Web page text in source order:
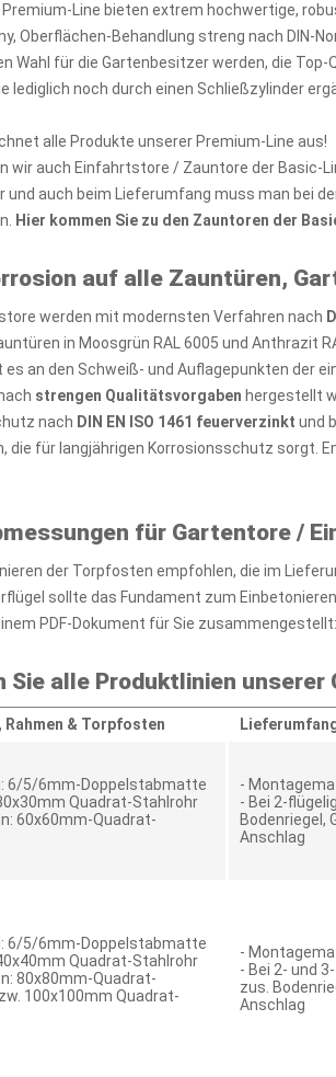
Line bieten extrem hochwertige,
Oberflächen-Behandlung streng nach
Wahl für die Gartenbesitzer werden, die
lediglich noch durch einen Schließzylinder
alle Produkte unserer Premium-Line aus!
wir auch Einfahrtstore / Zauntore der
und auch beim Lieferumfang muss man bei
Hier kommen Sie zu den Zauntoren der
auf alle Zauntüren,
werden mit modernsten Verfahren nach
in Moosgrün RAL 6005 und Anthrazit
an den Schweiß- und Auflagepunkten der
strengen Qualitätsvorgaben hergestellt
nach DIN EN ISO 1461 feuerverzinkt und
die für langjährigen Korrosionsschutz sorgt.
für Gartentore /
der Torpfosten empfohlen, die im
sollte das Fundament zum
PDF-Dokument für Sie zusammengestellt:
Sie alle Produktlinien
Rahmen & Torpfosten
6/5/6mm-Doppelstabmatte
Quadrat-Stahlrohr
60x60mm-Quadrat-
-
- Bei 2-
Bodenriegel,
Anschlag
6/5/6mm-Doppelstabmatte
Quadrat-Stahlrohr
80x80mm-Quadrat-
100x100mm Quadrat-
-
- Bei 2- und
zus.
Anschlag